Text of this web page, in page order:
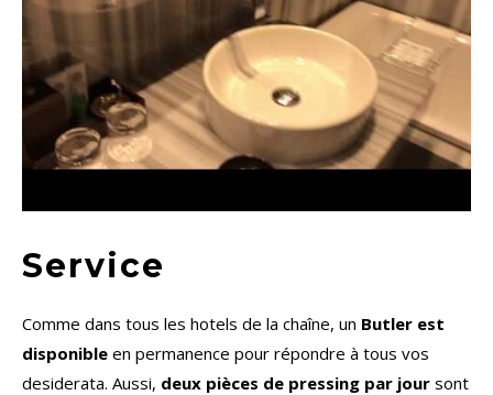
Service
Comme dans tous les hotels de la chaîne, un Butler est
disponible en permanence pour répondre à tous vos
desiderata. Aussi, deux pièces de pressing par jour sont